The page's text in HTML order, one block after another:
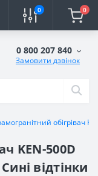
0 0
0 800 207 840
Замовити дзвінок
обігрівач
KEN-500D
відтінки